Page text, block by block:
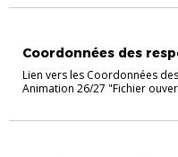
Coordonnées des
Lien vers les Coordonnées
Animation 26/27 "Fichier